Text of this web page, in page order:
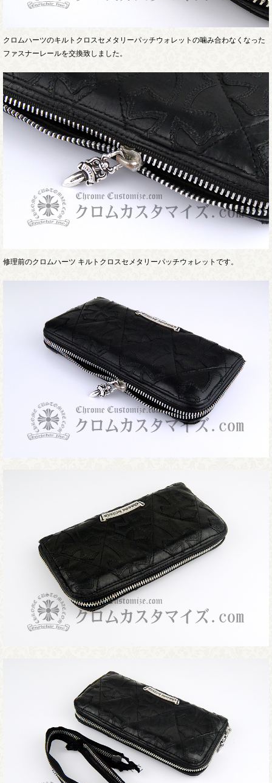
クロムハーツのキルトクロスセメタリーパッチウォレットの噛み合わなくなった
ファスナーレールを交換致しました。
修理前のクロムハーツ キルトクロスセメタリーパッチウォレットです。